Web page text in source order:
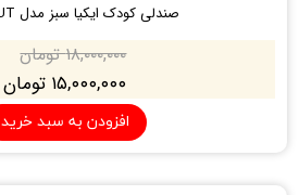
صندلی کودک ایکیا سبز مدل MAMMUT
۱۸,۰۰۰,۰۰۰ تومان
۱۵,۰۰۰,۰۰۰ تومان
افزودن به سبد خرید